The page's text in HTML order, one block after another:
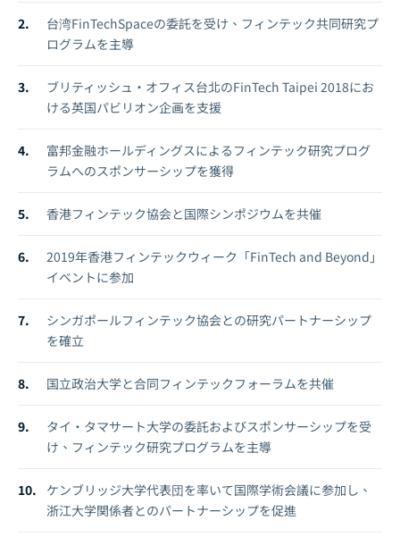
台湾FinTechSpaceの委託を受け、フィンテック共同研究プ
ログラムを主導
ブリティッシュ・オフィス台北のFinTech Taipei 2018にお
ける英国パビリオン企画を支援
富邦金融ホールディングスによるフィンテック研究プログ
ラムへのスポンサーシップを獲得
香港フィンテック協会と国際シンポジウムを共催
2019年香港フィンテックウィーク「FinTech and Beyond」
イベントに参加
シンガポールフィンテック協会との研究パートナーシップ
を確立
国立政治大学と合同フィンテックフォーラムを共催
タイ・タマサート大学の委託およびスポンサーシップを受
け、フィンテック研究プログラムを主導
ケンブリッジ大学代表団を率いて国際学術会議に参加し、
浙江大学関係者とのパートナーシップを促進